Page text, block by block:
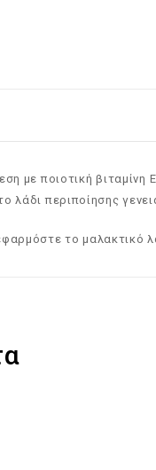
με ποιοτική βιταμίνη
λάδι περιποίησης
το μαλακτικό